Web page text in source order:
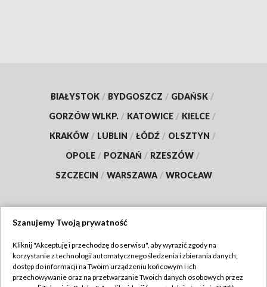
BIAŁYSTOK / BYDGOSZCZ / GDAŃSK /
GORZÓW WLKP. / KATOWICE / KIELCE /
KRAKÓW / LUBLIN / ŁÓDŹ / OLSZTYN /
OPOLE / POZNAŃ / RZESZÓW /
SZCZECIN / WARSZAWA / WROCŁAW
TVP
Abonament TVP
Regulamin TVP
Szanujemy Twoją prywatność
Kliknij "Akceptuję i przechodzę do serwisu", aby wyrazić zgody na
korzystanie z technologii automatycznego śledzenia i zbierania danych,
dostęp do informacji na Twoim urządzeniu końcowym i ich
przechowywanie oraz na przetwarzanie Twoich danych osobowych przez